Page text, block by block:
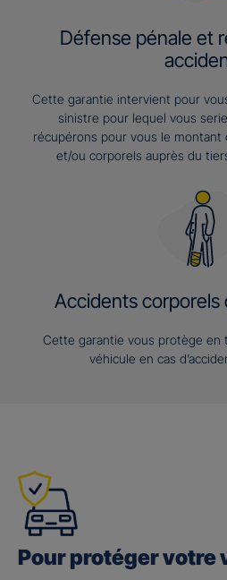
Défense pénale et
Cette garantie intervient pour
sinistre pour lequel vous
récupérons pour vous le montant
et/ou corporels auprès du
Accidents
Cette garantie vous protège en
véhicule en cas
Pour protéger votre